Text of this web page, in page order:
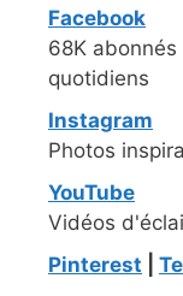
Facebook
68K
quotidiens
Instagram
Photos
YouTube
Vidéos
Pinterest